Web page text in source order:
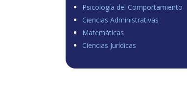
Psicología del Comportamiento
Ciencias Administrativas
Matemáticas
Ciencias Jurídicas